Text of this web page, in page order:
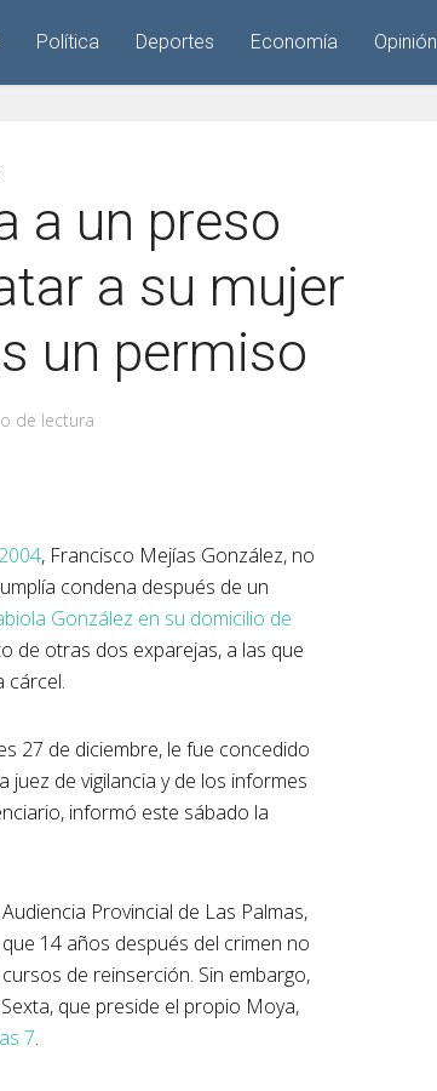
Política Deportes Economía Opinión
a un preso
a su mujer
un permiso
de lectura
, Francisco Mejías González, no
condena después de un
González en su domicilio de
de otras dos exparejas, a las que
cárcel.
27 de diciembre, le fue concedido
de vigilancia y de los informes
informó este sábado la
Provincial de Las Palmas,
14 años después del crimen no
de reinserción. Sin embargo,
que preside el propio Moya,
7.